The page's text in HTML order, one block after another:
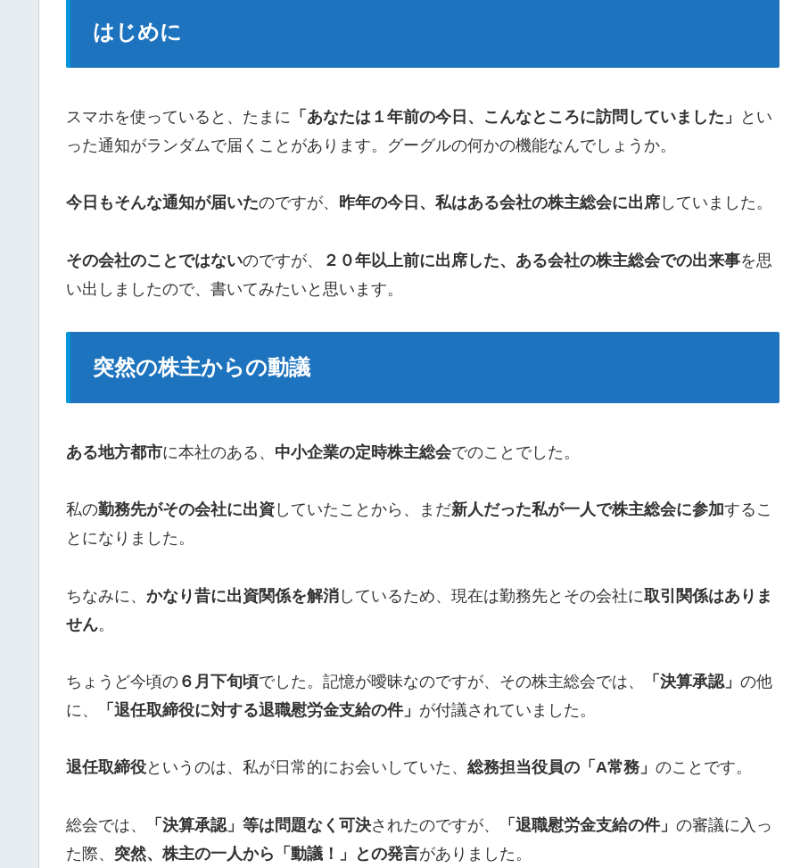
はじめに
スマホを使っていると、たまに 「あなたは１年前の今日、こんなところに訪問していました」
とい
った通知がランダムで届くことがあります。グーグルの何かの機能なんでしょうか。
今日もそんな通知が届いたのですが、 昨年の今日、私はある会社の株主総会に出席 していました。
その会社のことではないのですが、 ２０年以上前に出席した、ある会社の株主総会での出来事を思
い出しましたので、書いてみたいと思います。
突然の株主からの動議
ある地方都市に本社のある、 中小企業の定時株主総会でのことでした。
私の勤務先がその会社に出資 していたことから、まだ新人だった私が一人で株主総会に参加するこ
とになりました。
ちなみに、 かなり昔に出資関係を解消 しているため、現在は勤務先とその会社に取引関係はありま
せん。
ちょうど今頃の ６月下旬頃でした。記憶が曖昧なのですが、その株主総会では、 「決算承認」 の他
に、
「退任取締役に対する退職慰労金支給の件」 が付議されていました。
退任取締役というのは、私が日常的にお会いしていた、 総務担当役員の「A常務」 のことです。
総会では、 「決算承認」等は問題なく可決されたのですが、 「退職慰労金支給の件」 の審議に入っ
た際、 突然、株主の一人から「動議！」との発言がありました。